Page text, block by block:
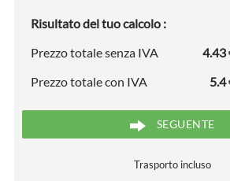
Risultato del tuo calcolo :
Prezzo totale senza IVA
4.43
Prezzo totale con IVA 5.4
SEGUENTE
Trasporto incluso